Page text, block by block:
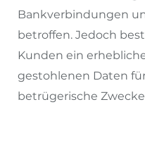
Bankverbindungen
betroffen. Jedoch
Kunden ein
gestohlenen Daten
betrügerische